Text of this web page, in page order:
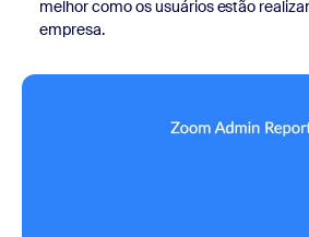
melhor como os usuários estão
empresa.